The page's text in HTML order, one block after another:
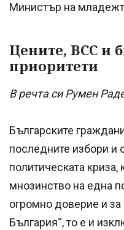
Министър на
Цените, ВСС и
приоритети
В речта си Румен
Българските
последните избори и
политическата
мнозинство на една
огромно доверие и за
България“, то е и